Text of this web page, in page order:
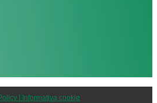
| Informativa cookie